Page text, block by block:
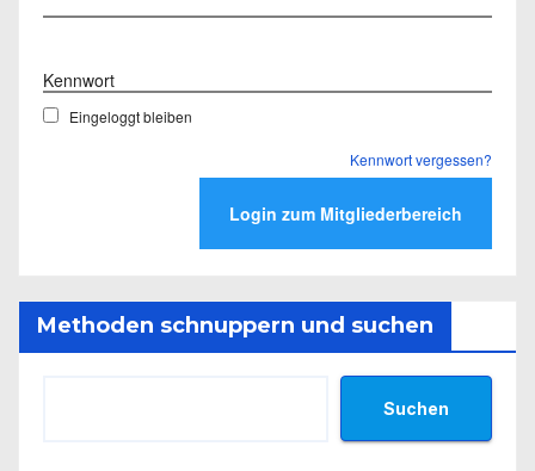
Kennwort
Eingeloggt bleiben
Kennwort vergessen?
Methoden schnuppern und suchen
Suchen